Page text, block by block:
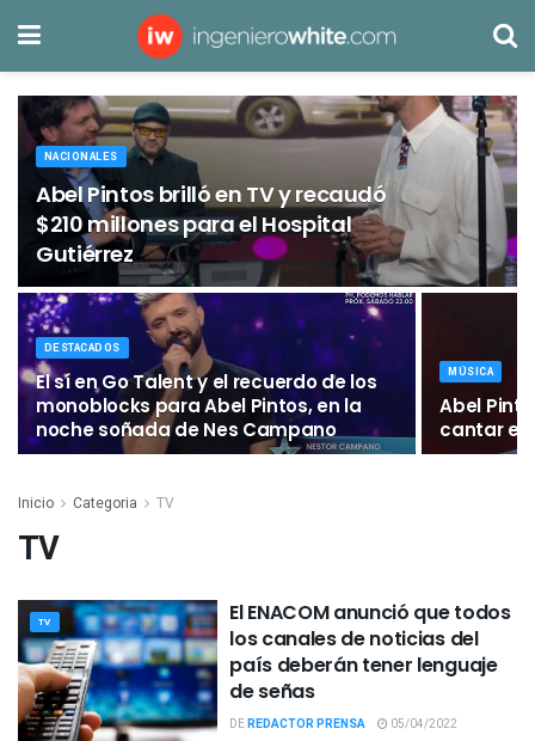
NACIONALES
Abel Pintos brilló en TV y recaudó
$210 millones para el Hospital
Gutiérrez
DESTACADOS
El sí en Go Talent y el recuerdo de los
monoblocks para Abel Pintos, en la
noche soñada de Nes Campano
MÚSICA
Abel
cantar en
Inicio Categoria TV
TV
TV
El ENACOM anunció que todos
los canales de noticias del
país deberán tener lenguaje
de señas
DEREDACTOR PRENSA 05/04/2022